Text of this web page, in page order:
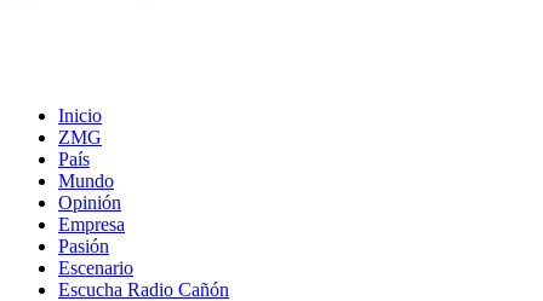
Inicio
ZMG
País
Mundo
Opinión
Empresa
Pasión
Escenario
Escucha Radio Cañón